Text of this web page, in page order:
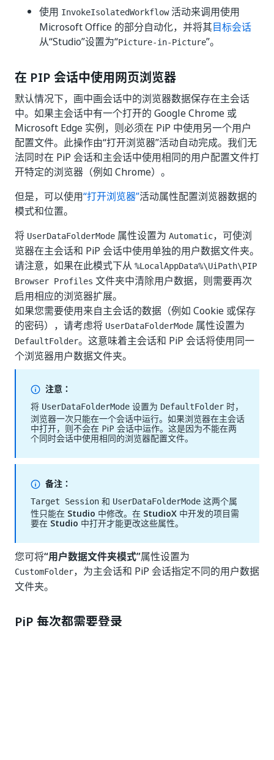
使用 InvokeIsolatedWorkflow活动来调用使用
Microsoft Office 的部分自动化，并将其目标会话
从“Studio”设置为“Picture-in-Picture”。
在 PIP 会话中使用网页浏览器
默认情况下，画中画会话中的浏览器数据保存在主会话
中。如果主会话中有一个打开的 Google Chrome 或
Microsoft Edge 实例，则必须在 PiP 中使用另一个用户
配置文件。此操作由“打开浏览器”活动自动完成。我们无
法同时在 PiP 会话和主会话中使用相同的用户配置文件打
开特定的浏览器（例如 Chrome）。
但是，可以使用“打开浏览器”活动属性配置浏览器数据的
模式和位置。
将 UserDataFolderMode 属性设置为 Automatic，可使浏
览器在主会话和 PiP 会话中使用单独的用户数据文件夹。
请注意，如果在此模式下从 %LocalAppData%\UiPath\PIP
Browser Profiles 文件夹中清除用户数据，则需要再次
启用相应的浏览器扩展。
如果您需要使用来自主会话的数据（例如 Cookie 或保存
的密码），请考虑将 UserDataFolderMode 属性设置为
DefaultFolder。这意味着主会话和 PiP 会话将使用同一
个浏览器用户数据文件夹。
注意：
将 UserDataFolderMode 设置为 DefaultFolder 时，
浏览器一次只能在一个会话中运行。如果浏览器在主会话
中打开，则不会在 PiP 会话中运作。这是因为不能在两
个同时会话中使用相同的浏览器配置文件。
备注：
Target Session 和 UserDataFolderMode 这两个属
性只能在 Studio 中修改。在 StudioX 中开发的项目需
要在 Studio 中打开才能更改这些属性。
您可将“用户数据文件夹模式”属性设置为
CustomFolder，为主会话和 PiP 会话指定不同的用户数据
文件夹。
PiP 每次都需要登录